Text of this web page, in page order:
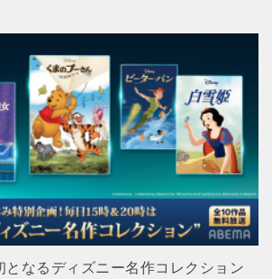
となるディズニー名作コレクション